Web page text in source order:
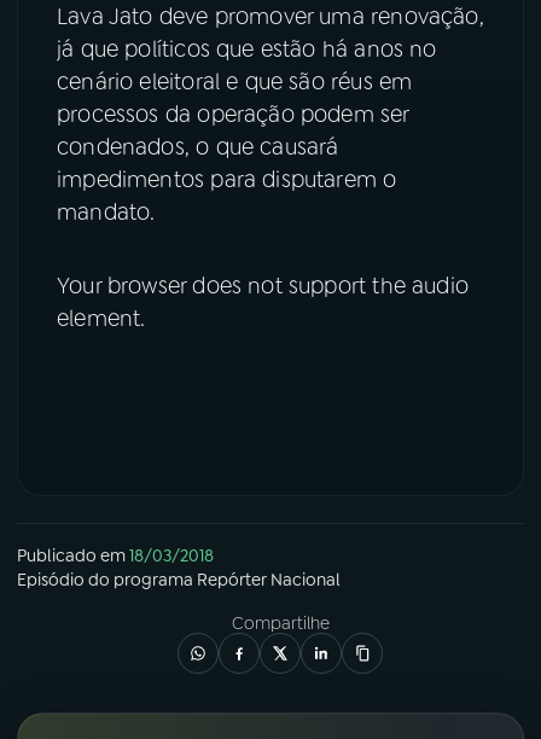
Lava Jato deve promover uma renovação,
já que políticos que estão há anos no
cenário eleitoral e que são réus em
processos da operação podem ser
condenados, o que causará
impedimentos para disputarem o
mandato.
Your browser does not support the audio
element.
Publicado em18/03/2018
Episódio do programa Repórter Nacional
Compartilhe